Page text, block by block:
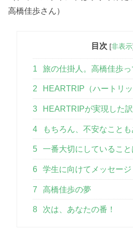
高橋佳歩さん）
目次 [非表示
1 旅の仕掛人。高橋佳歩っ
2 HEARTRIP（ハートリ
3 HEARTRIPが実現した訳
4 もちろん、不安なことも
5 一番大切にしていること
6 学生に向けてメッセージ
7 高橋佳歩の夢
8 次は、あなたの番！